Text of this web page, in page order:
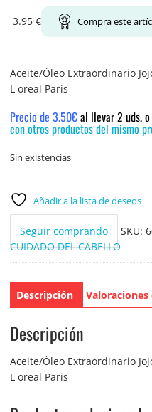
3.95 € Compra este
Aceite/Óleo Extraordinario
L oreal Paris
Precio de 3.50€al llevar 2 uds.
con otros productos del mismo
Sin existencias
Añadir a la lista de deseos
Seguir comprando SKU:
CUIDADO DEL CABELLO
Descripción Valoraciones
Descripción
Aceite/Óleo Extraordinario
L oreal Paris